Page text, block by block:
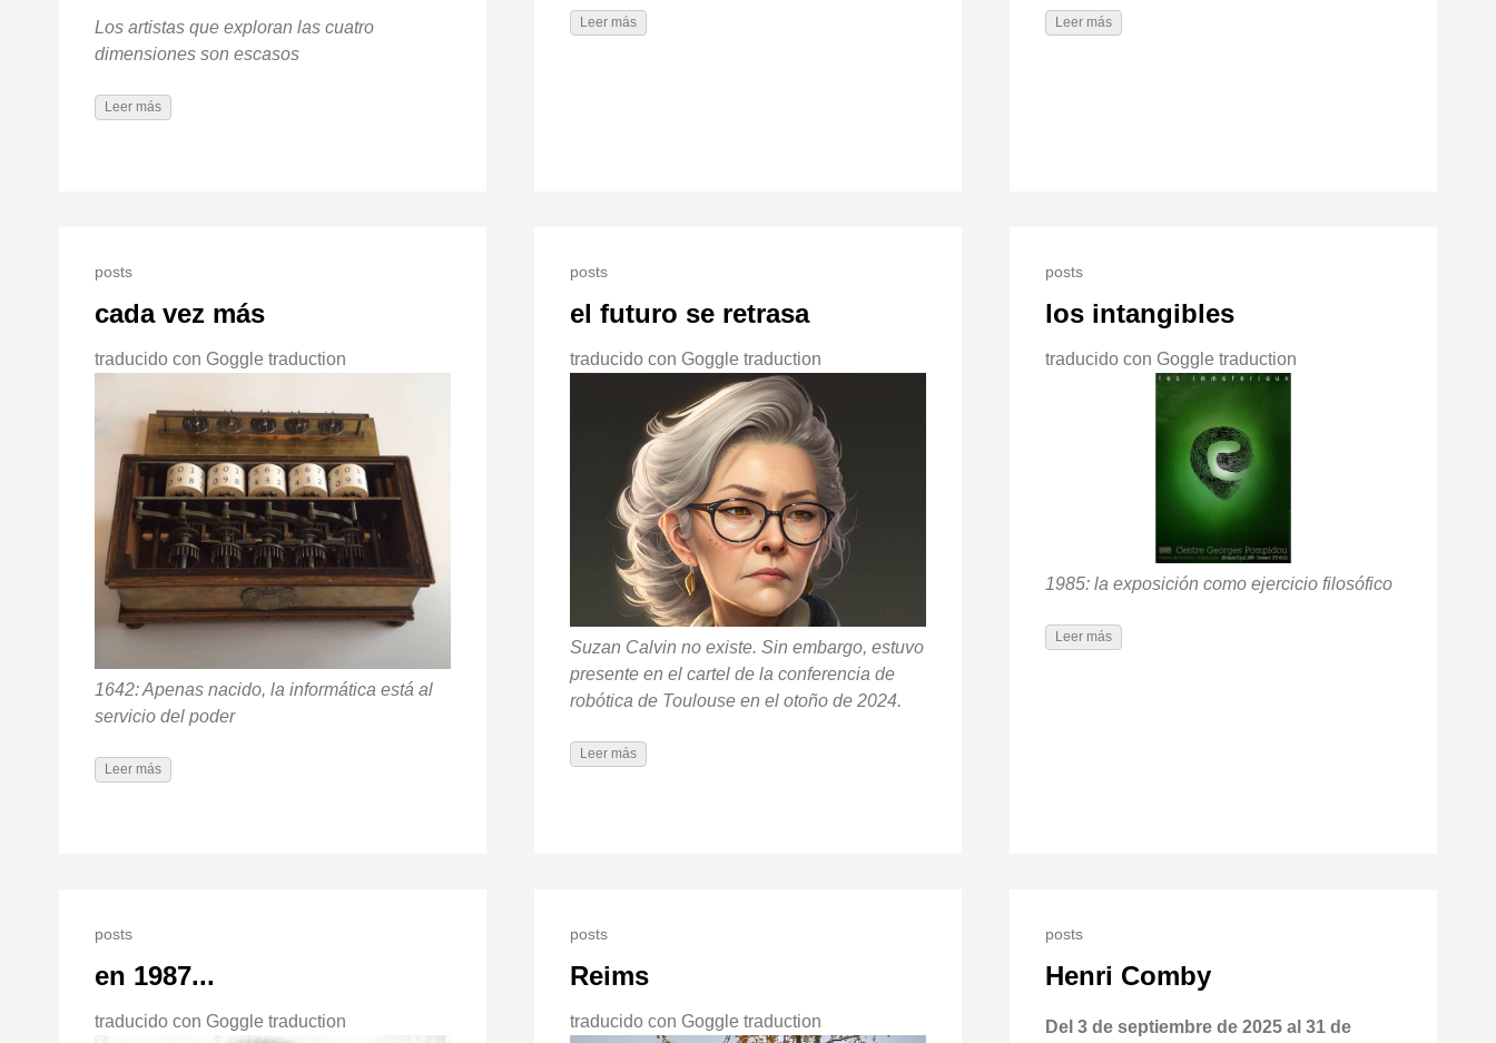
Los artistas que exploran las cuatro
dimensiones son escasos
Leer más
Leer más Leer más
posts
cada vez más
traducido con Goggle traduction
1642: Apenas nacido, la informática está al
servicio del poder
Leer más
posts
el futuro se retrasa
traducido con Goggle traduction
Suzan Calvin no existe. Sin embargo, estuvo
presente en el cartel de la conferencia de
robótica de Toulouse en el otoño de 2024.
Leer más
posts
los intangibles
traducido con Goggle traduction
1985: la exposición como ejercicio filosófico
Leer más
posts
en 1987...
traducido con Goggle traduction
posts
Reims
traducido con Goggle traduction
posts
Henri Comby
Del 3 de septiembre de 2025 al 31 de